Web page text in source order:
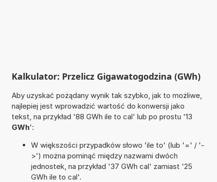
Kalkulator: Przelicz Gigawatogodzina (GWh)
Aby uzyskać pożądany wynik tak szybko, jak to możliwe,
najlepiej jest wprowadzić wartość do konwersji jako
tekst, na przykład '88 GWh ile to cal' lub po prostu '13
GWh':
W większości przypadków słowo 'ile to' (lub '=' / '-
>') można pominąć między nazwami dwóch
jednostek, na przykład '37 GWh cal' zamiast '25
GWh ile to cal'.